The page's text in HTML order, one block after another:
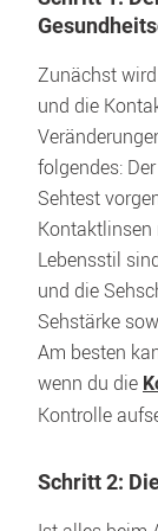
Zunächst
und die
folgendes:
Sehtest
Kontaktlinsen
Lebensstil
und die
Sehstärke
Am besten
wenn du die
Kontrolle
Schritt 2: